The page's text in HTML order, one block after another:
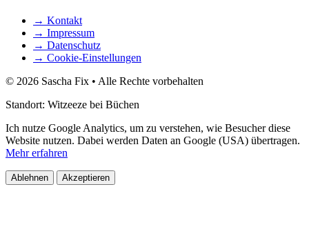
→ Kontakt
→ Impressum
→ Datenschutz
→ Cookie-Einstellungen
© 2026 Sascha Fix • Alle Rechte vorbehalten
Standort: Witzeeze bei Büchen
Ich nutze Google Analytics, um zu verstehen, wie Besucher diese
Website nutzen. Dabei werden Daten an Google (USA) übertragen.
Mehr erfahren
Ablehnen Akzeptieren